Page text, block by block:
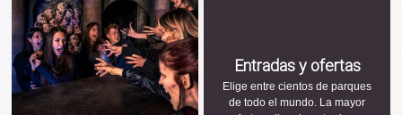
Entradas y ofertas
Elige entre cientos de parques
de todo el mundo. La mayor